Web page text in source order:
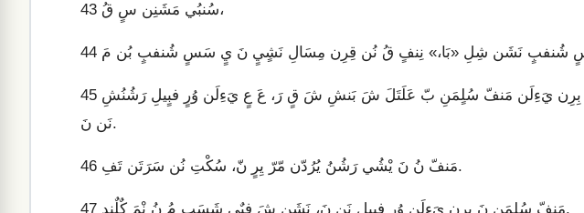
43 سُنبُي مَشَنِن سٍ قُ،
44
45
نَن نَ.
46 مَنفّ نُ نَ يْشُي رَشُنُ يُرُدّن مّرّ يِرٍ نّ، سُكْتِ نُن سَرَتَن تَفِ.
47 مَنفّ سُلٍمَنِ نَ بِرِن يَءِلَن وُرٍ فبٍيلِ نَن نَ، نَشَن شَ فبٌي شَسَبِ مُ نُ نْمَ كٌلٌندٍ.